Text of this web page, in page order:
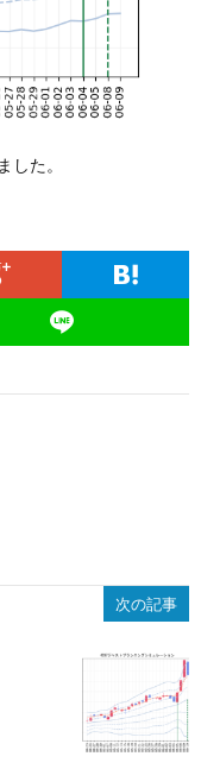
した。
次の記事